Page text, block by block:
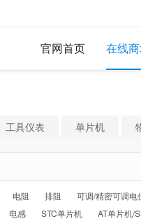
官网首页 在线
工具仪表 单片机
电阻 排阻 可调/精密可调电
电感 STC单片机 AT单片机/